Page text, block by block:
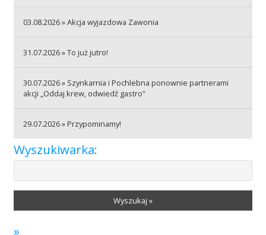
Szpitale
Badania
03.08.2026 » Akcja wyjazdowa Zawonia
31.07.2026 » To już jutro!
30.07.2026 » Szynkarnia i Pochlebna ponownie partnerami
akcji „Oddaj krew, odwiedź gastro”
29.07.2026 » Przypominamy!
Wyszukiwarka:
Wyszukaj »
»